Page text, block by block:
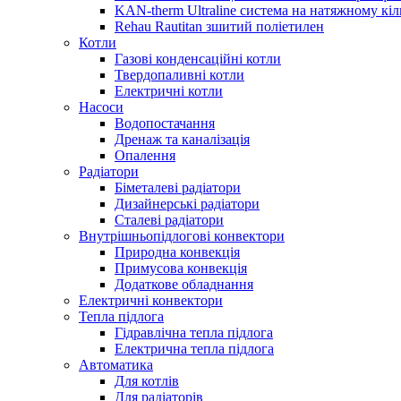
KAN-therm Ultraline система на натяжному
Rehau Rautitan зшитий поліетилен
Котли
Газові конденсаційні котли
Твердопаливні котли
Електричні котли
Насоси
Водопостачання
Дренаж та каналізація
Опалення
Радіатори
Біметалеві радіатори
Дизайнерські радіатори
Сталеві радіатори
Внутрішньопідлогові конвектори
Природна конвекція
Примусова конвекція
Додаткове обладнання
Електричні конвектори
Тепла підлога
Гідравлічна тепла підлога
Електрична тепла підлога
Автоматика
Для котлів
Для радіаторів